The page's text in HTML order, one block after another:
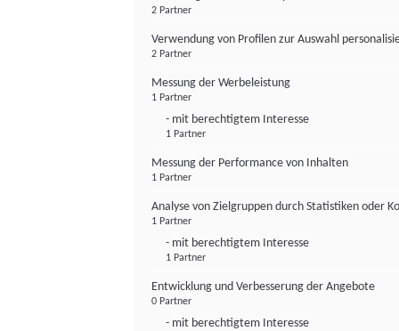
2 Partner
Verwendung von Profilen zur Auswahl
2 Partner
Messung der Werbeleistung
1 Partner
- mit berechtigtem Interesse
1 Partner
Messung der Performance von Inhalten
1 Partner
Analyse von Zielgruppen durch Statistiken oder
1 Partner
- mit berechtigtem Interesse
1 Partner
Entwicklung und Verbesserung der Angebote
0 Partner
- mit berechtigtem Interesse